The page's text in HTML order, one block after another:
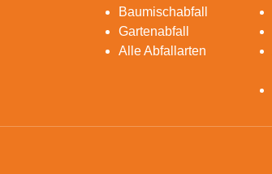
Baumischabfall
Gartenabfall
Alle Abfallarten